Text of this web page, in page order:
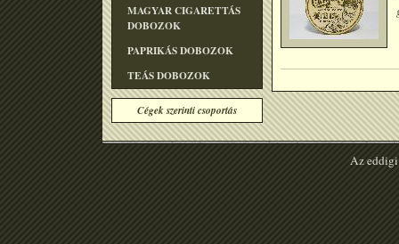
MAGYAR CIGARETTÁS
DOBOZOK
PAPRIKÁS DOBOZOK
TEÁS DOBOZOK
Cégek szerinti csoportás
Az